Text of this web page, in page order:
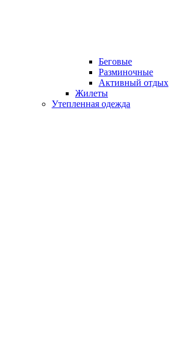
Беговые
Разминочные
Активный отдых
Жилеты
Утепленная одежда